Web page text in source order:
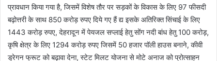
प्रावधान किया गया है, जिसमें विशेष तौर पर सड़कों के विकास के लिए 97 फीसदी
बढ़ोत्तरी के साथ 850 करोड़ रुपए दिये गए हैं द्य इसके अतिरिक्त सिंचाई के लिए
1443 करोड़ रुपए, देहरादून में पेयजल सप्लाई हेतु सोंग नदी बांध हेतु 100 करोड़,
कृषि क्षेत्र के लिए 1294 करोड़ रुपए जिसमें 50 हजार पॉली हाउस बनाने, कीवी
ड्रेगन फ्रूट को बढ़ावा देना, स्टेट मिलट योजना से मोटे अनाज को प्रोत्साहन